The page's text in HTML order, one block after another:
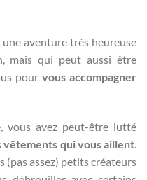
une aventure très heureuse
mais qui peut aussi être
pour vous accompagner
vous avez peut-être lutté
qui vous aillent.
(pas assez) petits créateurs